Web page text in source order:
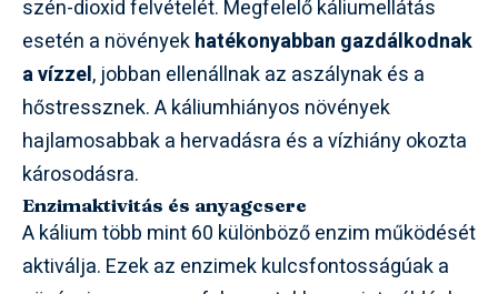
szén-dioxid felvételét. Megfelelő káliumellátás
esetén a növényekhatékonyabban gazdálkodnak
a vízzel, jobban ellenállnak az aszálynak és a
hőstressznek. A káliumhiányos növények
hajlamosabbak a hervadásra és a vízhiány okozta
károsodásra.
Enzimaktivitás és anyagcsere
A kálium több mint 60 különböző enzim működését
aktiválja. Ezek az enzimek kulcsfontosságúak a